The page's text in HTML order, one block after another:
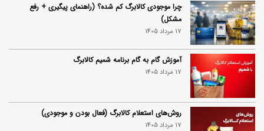
چرا موجودی کالابرگ کم شده؟ (راهنمای پیگیری + رفع
مشکل)
17 مرداد 1405
آموزش گام به گام برنامه شمیم کالابرگ
17 مرداد 1405
روش‌های استعلام کالابرگ (فعال بودن و موجودی)
17 مرداد 1405